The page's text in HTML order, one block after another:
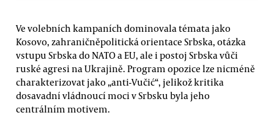
Ve volebních kampaních dominovala témata jako
Kosovo, zahraničněpolitická orientace Srbska, otázka
vstupu Srbska do NATO a EU, ale i postoj Srbska vůči
ruské agresi na Ukrajině. Program opozice lze nicméně
charakterizovat jako „anti-Vučić“, jelikož kritika
dosavadní vládnoucí moci v Srbsku byla jeho
centrálním motivem.